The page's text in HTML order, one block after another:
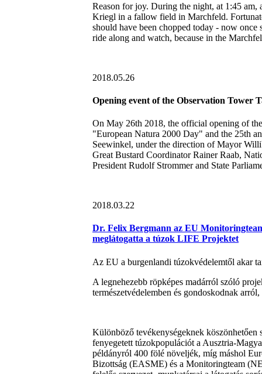
Reason for joy. During the night, at 1:45 am,
Kriegl in a fallow field in Marchfeld.
should have been chopped today - now
ride along and watch, because in the
2018.05.26
Opening event of the Observation Tower
On May 26th 2018, the official opening of
"European Natura 2000 Day" and the 25th
Seewinkel, under the direction of Mayor
Great Bustard Coordinator Rainer Raab,
President Rudolf Strommer and State
2018.03.22
Dr. Felix Bergmann az EU
meglátogatta a túzok LIFE Projektet
Az EU a burgenlandi túzokvédelemtől akar
A legnehezebb röpképes madárról szóló
természetvédelemben és gondoskodnak
Különböző tevékenységeknek
fenyegetett túzokpopulációt a Ausztria-
példányról 400 fölé növeljék, míg máshol
Bizottság (EASME) és a Monitoringteam